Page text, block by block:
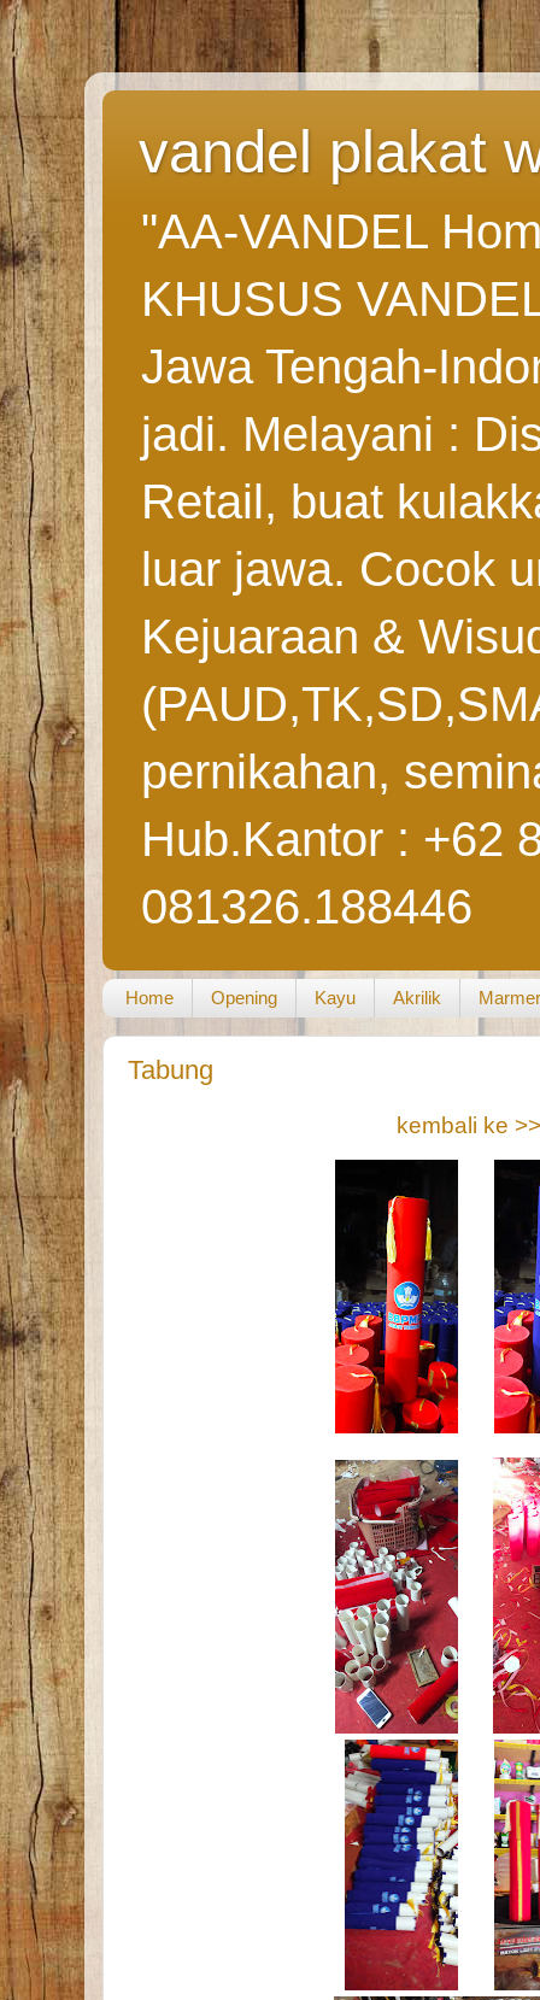
vandel plakat
"AA-VANDEL
KHUSUS
Jawa Tengah-
jadi. Melayani :
Retail, buat
luar jawa. Cocok
Kejuaraan &
pernikahan,
Hub.Kantor : +62
081326.188446
Home Opening Kayu Akrilik Marmer
Tabung
kembali ke